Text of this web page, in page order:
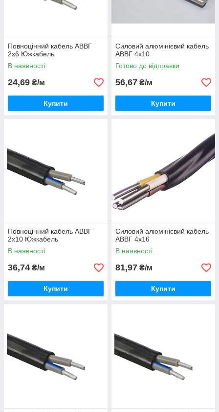
Повноцінний кабель АВВГ
2х6 Южкабель
В наявності
24,69 ₴/м
Купити
Силовий алюмінієвий кабель
АВВГ 4х10
Готово до відправки
56,67 ₴/м
Купити
Повноцінний кабель АВВГ
2х10 Южкабель
В наявності
36,74 ₴/м
Купити
Силовий алюмінієвий кабель
АВВГ 4х16
В наявності
81,97 ₴/м
Купити